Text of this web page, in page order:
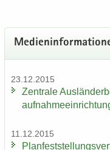
23.12.2015
Zen­tra­le
11.12.2015